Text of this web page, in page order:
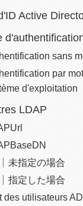
Active
sans
par
d'exploitation
LDAP
未指定の場合
指定した場合
des utilisateurs